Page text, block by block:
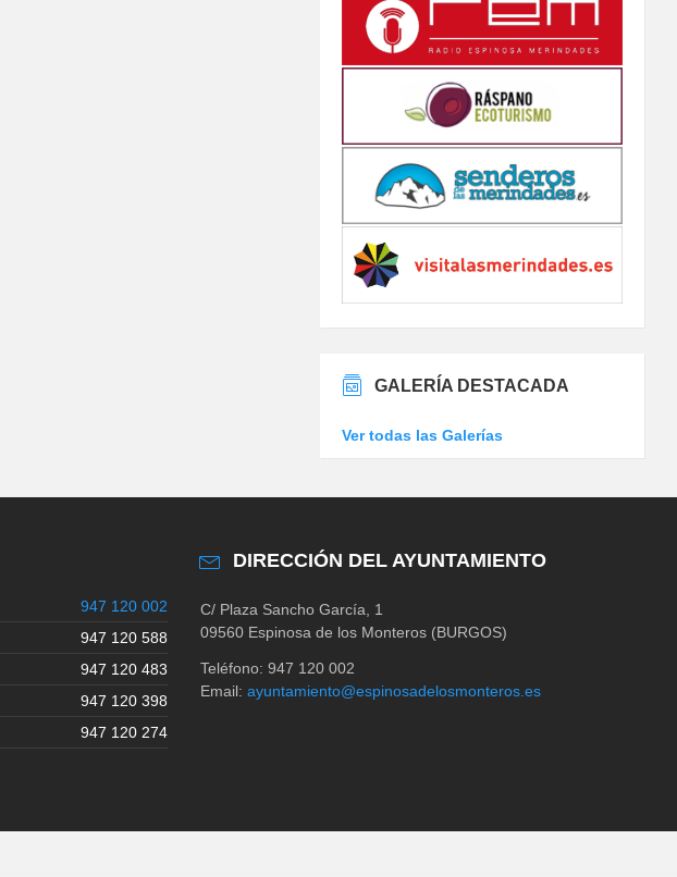
GALERÍA DESTACADA
Ver todas las Galerías
947 120 002
947 120 588
947 120 483
947 120 398
947 120 274
DIRECCIÓN DEL AYUNTAMIENTO
C/ Plaza Sancho García, 1
09560 Espinosa de los Monteros (BURGOS)
Teléfono: 947 120 002
Email: ayuntamiento@espinosadelosmonteros.es